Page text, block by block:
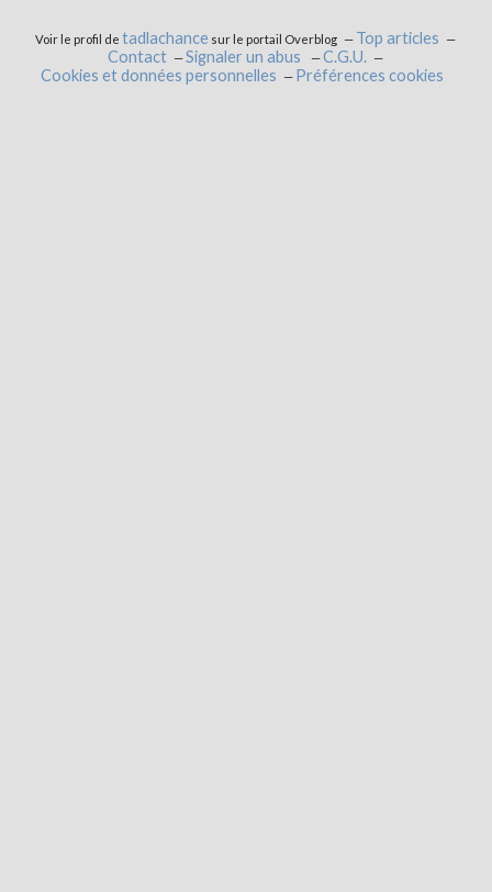
Voir le profil detadlachance sur le portail Overblog
Top articles
Contact
Signaler un abus
C.G.U.
Cookies et données personnelles
Préférences cookies